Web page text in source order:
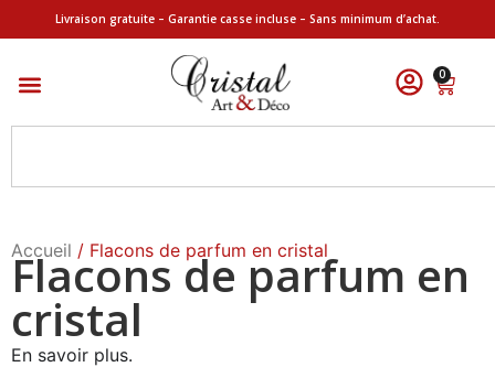
Livraison gratuite – Garantie casse incluse – Sans minimum d’achat.
0
Accueil / Flacons de parfum en cristal
Flacons de parfum en
cristal
En savoir plus.